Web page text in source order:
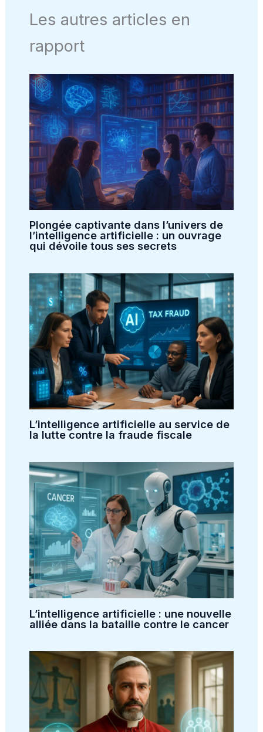
Les autres articles en
rapport
Plongée captivante dans l’univers de
l’intelligence artificielle : un ouvrage
qui dévoile tous ses secrets
L’intelligence artificielle au service de
la lutte contre la fraude fiscale
L’intelligence artificielle : une nouvelle
alliée dans la bataille contre le cancer